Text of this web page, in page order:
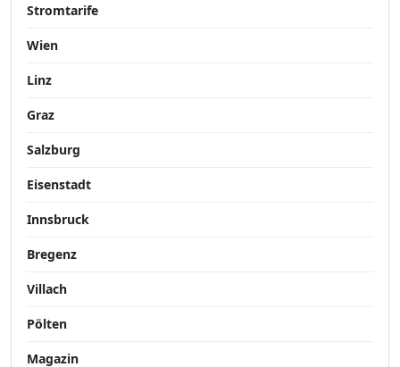
Stromtarife
Wien
Linz
Graz
Salzburg
Eisenstadt
Innsbruck
Bregenz
Villach
Pölten
Magazin